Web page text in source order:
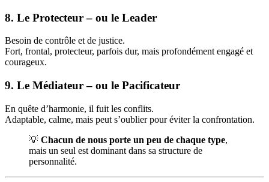
8. Le Protecteur – ou le Leader
Besoin de contrôle et de justice.
Fort, frontal, protecteur, parfois dur, mais profondément engagé et
courageux.
9. Le Médiateur – ou le Pacificateur
En quête d’harmonie, il fuit les conflits.
Adaptable, calme, mais peut s’oublier pour éviter la confrontation.
💡 Chacun de nous porte un peu de chaque type,
mais un seul est dominant dans sa structure de
personnalité.